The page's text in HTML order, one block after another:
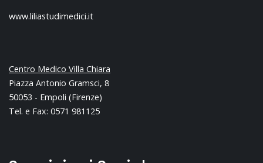
www.liliastudimedici.it
Centro Medico Villa Chiara
Piazza Antonio Gramsci, 8
50053 - Empoli (Firenze)
Tel. e Fax: 0571 981125